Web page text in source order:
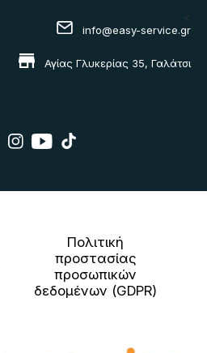
<
info@easy-service.gr
Αγίας Γλυκερίας 35, Γαλάτσι
Πολιτική
προστασίας
προσωπικών
δεδομένων (GDPR)